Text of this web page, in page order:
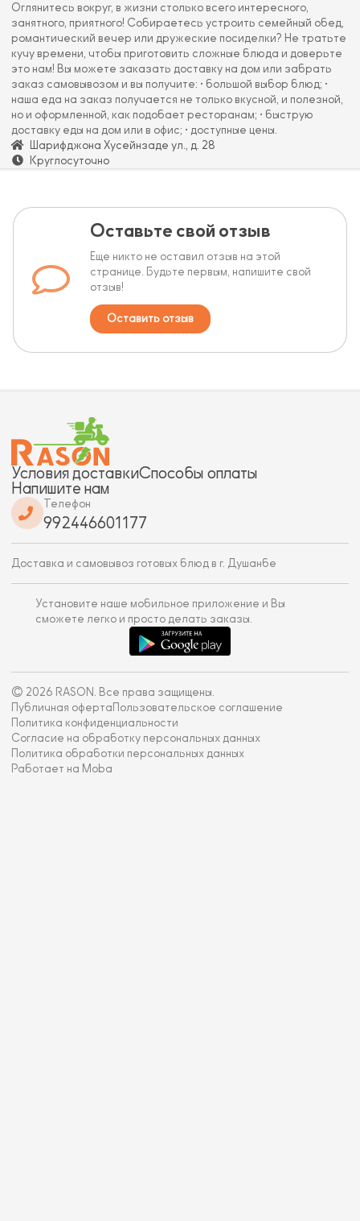
Оглянитесь вокруг, в жизни столько всего интересного,
занятного, приятного! Собираетесь устроить семейный обед,
романтический вечер или дружеские посиделки? Не тратьте
кучу времени, чтобы приготовить сложные блюда и доверьте
это нам! Вы можете заказать доставку на дом или забрать
заказ самовывозом и вы получите: • большой выбор блюд; •
наша еда на заказ получается не только вкусной, и полезной,
но и оформленной, как подобает ресторанам; • быструю
доставку еды на дом или в офис; • доступные цены.
Шарифджона Хусейнзаде ул., д. 28
Круглосуточно
Оставьте свой отзыв
Еще никто не оставил отзыв на этой
странице. Будьте первым, напишите свой
отзыв!
Оставить отзыв
Условия доставкиСпособы оплаты
Напишите нам
Телефон
992446601177
Доставка и самовывоз готовых блюд в г. Душанбе
Установите наше мобильное приложение и Вы
сможете легко и просто делать заказы.
© 2026 RASON. Все права защищены.
Публичная оферта Пользовательское соглашение
Политика конфиденциальности
Согласие на обработку персональных данных
Политика обработки персональных данных
Работает на Moba